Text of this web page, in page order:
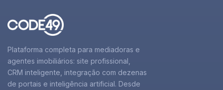
Plataforma completa para mediadoras e
agentes imobiliários: site profissional,
CRM inteligente, integração com dezenas
de portais e inteligência artificial. Desde